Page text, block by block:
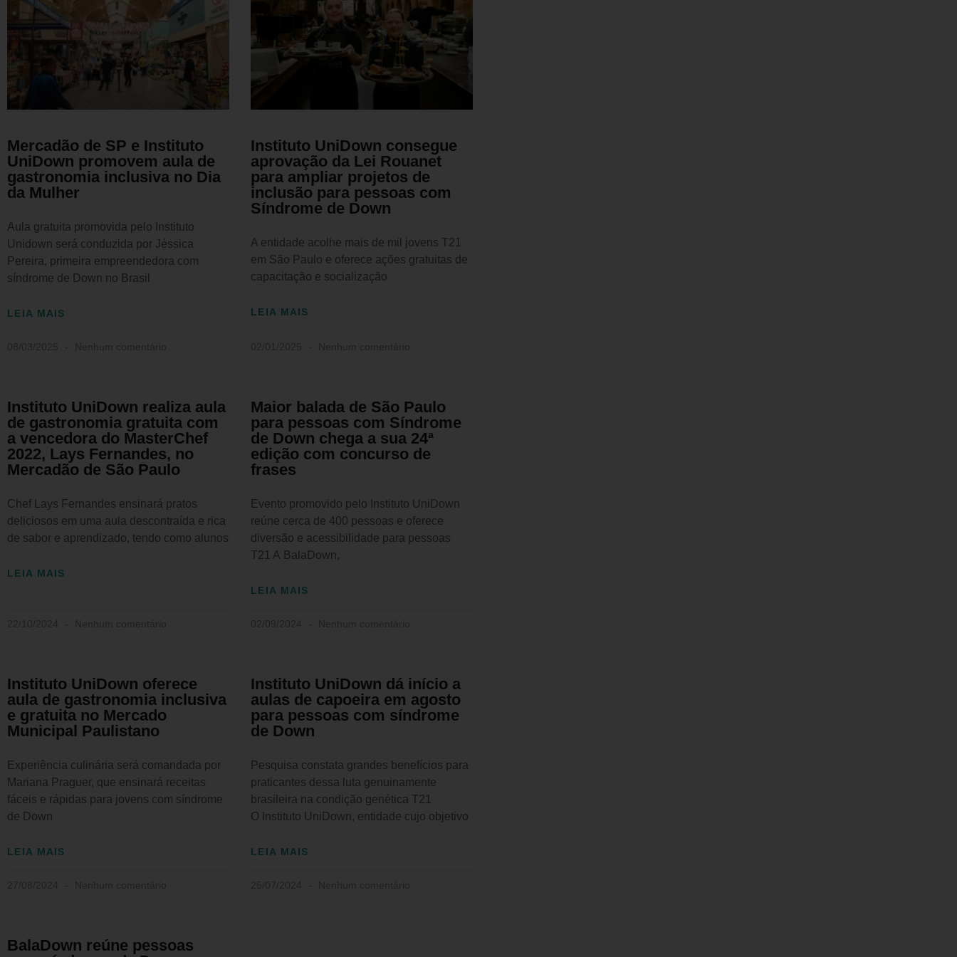
Mercadão de SP e Instituto
UniDown promovem aula de
gastronomia inclusiva no Dia
da Mulher
Aula gratuita promovida pelo Instituto
Unidown será conduzida por Jéssica
Pereira, primeira empreendedora com
síndrome de Down no Brasil
LEIA MAIS
Instituto UniDown consegue
aprovação da Lei Rouanet
para ampliar projetos de
inclusão para pessoas com
Síndrome de Down
A entidade acolhe mais de mil jovens T21
em São Paulo e oferece ações gratuitas de
capacitação e socialização
LEIA MAIS
Instituto UniDown realiza aula
de gastronomia gratuita com
a vencedora do MasterChef
2022, Lays Fernandes, no
Mercadão de São Paulo
Chef Lays Fernandes ensinará pratos
deliciosos em uma aula descontraída e rica
de sabor e aprendizado, tendo como alunos
LEIA MAIS
Maior balada de São Paulo
para pessoas com Síndrome
de Down chega a sua 24ª
edição com concurso de
frases
Evento promovido pelo Instituto UniDown
reúne cerca de 400 pessoas e oferece
diversão e acessibilidade para pessoas
T21 A BalaDown,
LEIA MAIS
Instituto UniDown oferece
aula de gastronomia inclusiva
e gratuita no Mercado
Municipal Paulistano
Experiência culinária será comandada por
Mariana Praguer, que ensinará receitas
fáceis e rápidas para jovens com síndrome
de Down
LEIA MAIS
Instituto UniDown dá início a
aulas de capoeira em agosto
para pessoas com síndrome
de Down
Pesquisa constata grandes benefícios para
praticantes dessa luta genuinamente
brasileira na condição genética T21
O Instituto UniDown, entidade cujo objetivo
LEIA MAIS
BalaDown reúne pessoas